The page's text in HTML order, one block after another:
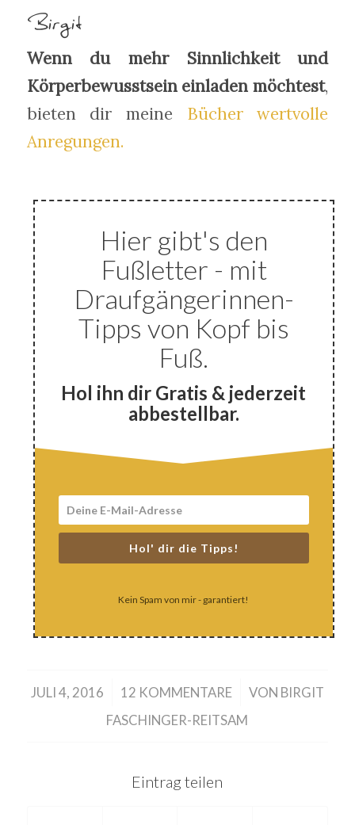
Birgit
Wenn du mehr Sinnlichkeit und
Körperbewusstsein einladen möchtest,
bieten dir meine Bücher wertvolle
Anregungen.
Hier gibt's den
Fußletter - mit
Draufgängerinnen-
Tipps von Kopf bis
Fuß.
Hol ihn dir Gratis & jederzeit
abbestellbar.
Hol' dir die Tipps!
Kein Spam von mir - garantiert!
JULI 4, 2016
/ 12 KOMMENTARE
/ VON BIRGIT
FASCHINGER-REITSAM
Eintrag teilen